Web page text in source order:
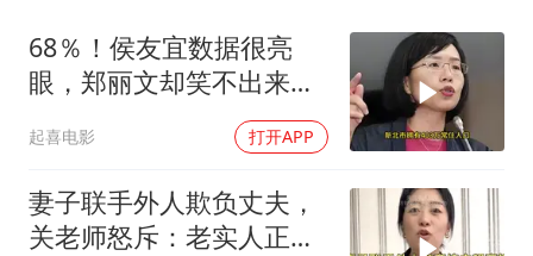
小伙靠AI减肥 45天瘦40斤进了ICU
总书记关心百姓身边这些民生大事
68％！侯友宜数据很亮
眼，郑丽文却笑不出来
了，卢秀燕高下立判
起喜电影 打开APP
妻子联手外人欺负丈夫，
关老师怒斥：老实人正义